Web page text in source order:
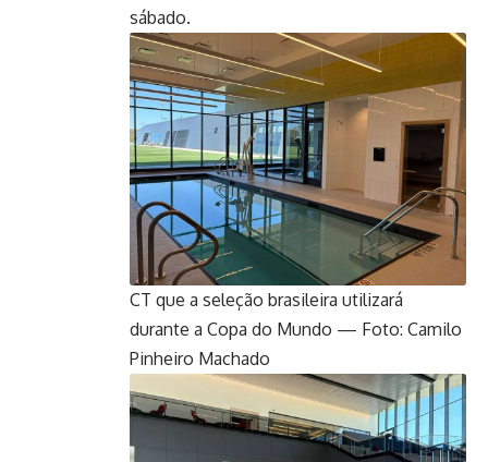
sábado.
CT que a seleção brasileira utilizará
durante a Copa do Mundo — Foto: Camilo
Pinheiro Machado